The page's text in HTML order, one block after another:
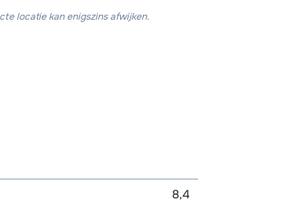
locatie kan enigszins afwijken.
8,4